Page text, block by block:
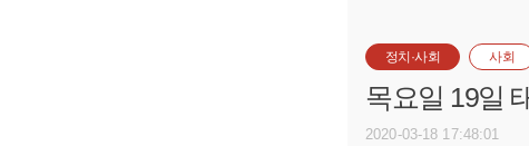
정치·사회 사회
목요일 19일
2020-03-18 17:48:01